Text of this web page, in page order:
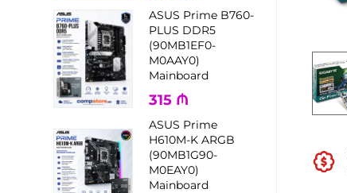
ASUS Prime B760-
PLUS DDR5
(90MB1EF0-
M0AAY0)
Mainboard
315 ₼
ASUS Prime
H610M-K ARGB
(90MB1G90-
M0EAY0)
Mainboard